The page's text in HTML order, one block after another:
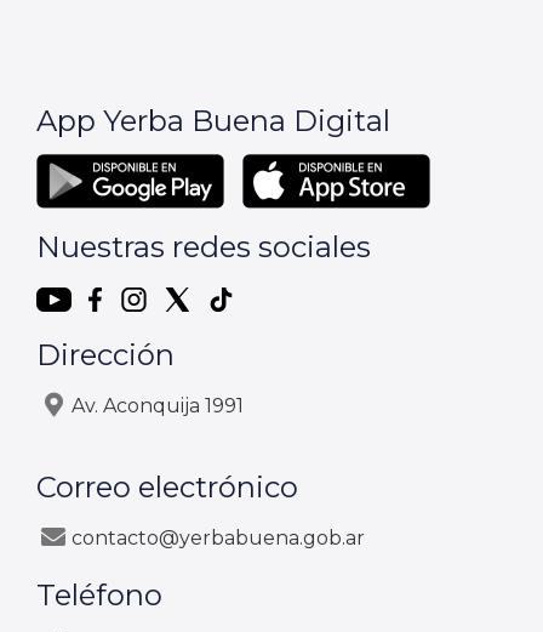
App Yerba Buena Digital
Nuestras redes sociales
Dirección
Av. Aconquija 1991
Correo electrónico
contacto@yerbabuena.gob.ar
Teléfono